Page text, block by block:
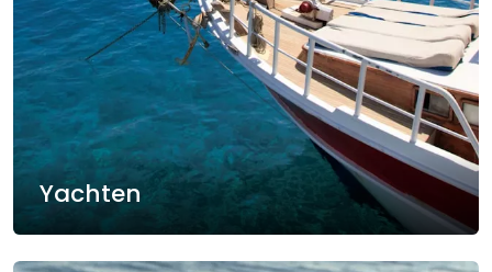
Yachten